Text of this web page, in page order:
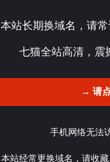
本站长期换域名，请
七猫全站高清，震
→ 请
手机网络无法
本站经常更换域名，请收